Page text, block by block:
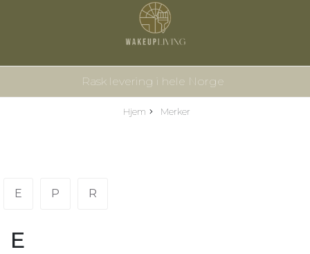
Rask levering i hele Norge
Hjem Merker
E P R
E